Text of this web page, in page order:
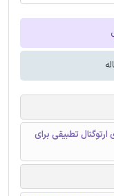
ارتوگنال تطبیقی برای